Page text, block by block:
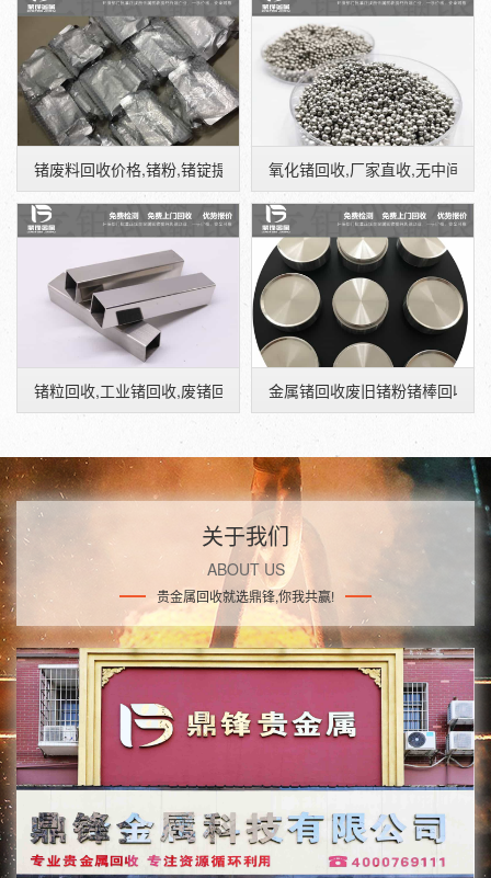
锗废料回收价格,锗粉,锗锭提炼厂家氧化锗回收,厂家直收,无中间商
锗粒回收,工业锗回收,废锗回收价格金属锗回收废旧锗粉锗棒回收价
关于我们
ABOUT US
贵金属回收就选鼎锋,你我共赢!